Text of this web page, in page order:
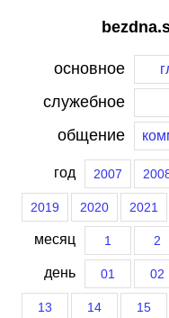
основное
служебное
общение
год 2007
2019 2020 2021
месяц 1 2
день 01 02
13 14 15